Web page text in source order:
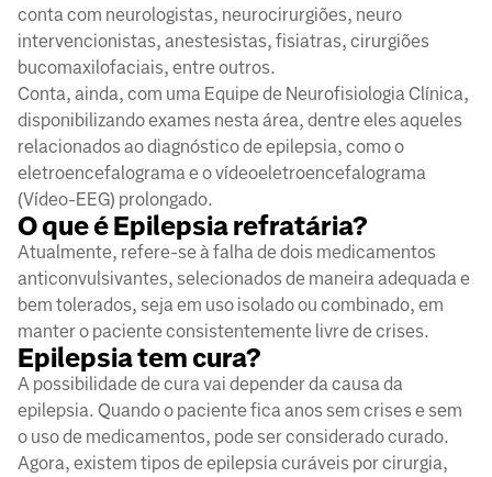
conta com neurologistas, neurocirurgiões, neuro
intervencionistas, anestesistas, fisiatras, cirurgiões
bucomaxilofaciais, entre outros.
Conta, ainda, com uma Equipe de Neurofisiologia Clínica,
disponibilizando exames nesta área, dentre eles aqueles
relacionados ao diagnóstico de epilepsia, como o
eletroencefalograma e o vídeoeletroencefalograma
(Vídeo-EEG) prolongado.
O que é Epilepsia refratária?
Atualmente, refere-se à falha de dois medicamentos
anticonvulsivantes, selecionados de maneira adequada e
bem tolerados, seja em uso isolado ou combinado, em
manter o paciente consistentemente livre de crises.
Epilepsia tem cura?
A possibilidade de cura vai depender da causa da
epilepsia. Quando o paciente fica anos sem crises e sem
o uso de medicamentos, pode ser considerado curado.
Agora, existem tipos de epilepsia curáveis por cirurgia,